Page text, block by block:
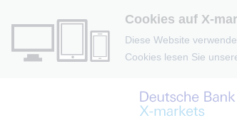
Cookies auf X-
Diese Website
Cookies lesen Sie